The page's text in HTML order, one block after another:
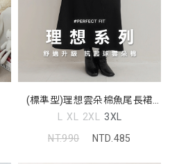
(標準型)理想雲朵棉魚尾長裙
MUA
L XL 2XL 3XL
NT.990
NTD.485